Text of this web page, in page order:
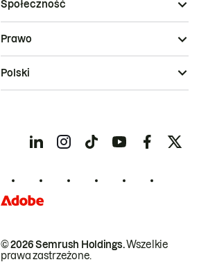
Społeczność
© 2026 Semrush Holdings.Wszelkie
prawa zastrzeżone.
Prawo
Polski